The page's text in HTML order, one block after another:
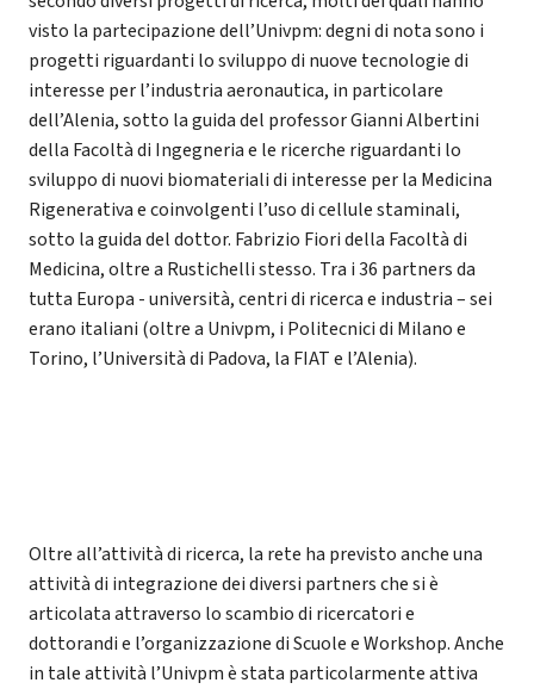
visto la partecipazione dell’Univpm: degni di nota sono i
progetti riguardanti lo sviluppo di nuove tecnologie di
interesse per l’industria aeronautica, in particolare
dell’Alenia, sotto la guida del professor Gianni Albertini
della Facoltà di Ingegneria e le ricerche riguardanti lo
sviluppo di nuovi biomateriali di interesse per la Medicina
Rigenerativa e coinvolgenti l’uso di cellule staminali,
sotto la guida del dottor. Fabrizio Fiori della Facoltà di
Medicina, oltre a Rustichelli stesso. Tra i 36 partners da
tutta Europa - università, centri di ricerca e industria – sei
erano italiani (oltre a Univpm, i Politecnici di Milano e
Torino, l’Università di Padova, la FIAT e l’Alenia).
Oltre all’attività di ricerca, la rete ha previsto anche una
attività di integrazione dei diversi partners che si è
articolata attraverso lo scambio di ricercatori e
dottorandi e l’organizzazione di Scuole e Workshop. Anche
in tale attività l’Univpm è stata particolarmente attiva